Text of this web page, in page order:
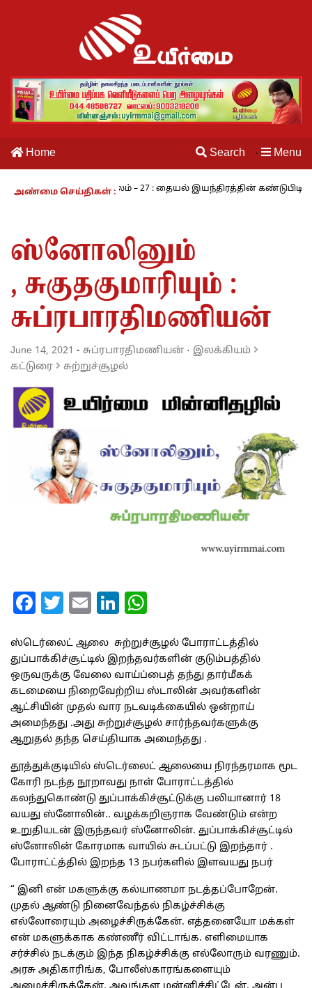
Home Search · Menu
அண்மை செய்திகள் :
வாழும் காலம் – 27 : தையல் இயந்திரத்தின் கண்டுபிடிப்பாளர் யார்?
ஸ்னோலினும்
, சுகுதகுமாரியும் :
சுப்ரபாரதிமணியன்
June 14, 2021 - சுப்ரபாரதிமணியன் · இலக்கியம்
கட்டுரை
சுற்றுச்சூழல்
Facebook
Twitter
EmailLinkedIn
ஸ்டெர்லைட் ஆலை சுற்றுச்சூழல் போராட்டத்தில்
துப்பாக்கிச்சூட்டில் இறந்தவர்களின் குடும்பத்தில்
ஒருவருக்கு வேலை வாய்ப்பைத் தந்து தார்மீகக்
கடமையை நிறைவேற்றிய ஸ்டாலின் அவர்களின்
ஆட்சியின் முதல் வார நடவடிக்கையில் ஒன்றாய்
அமைந்தது .அது சுற்றுச்சூழல் சார்ந்தவர்களுக்கு
ஆறுதல் தந்த செய்தியாக அமைந்தது .
தூத்துக்குடியில் ஸ்டெர்லைட் ஆலையை நிரந்தரமாக மூட
கோரி நடந்த நூறாவது நாள் போராட்டத்தில்
கலந்துகொண்டு துப்பாக்கிச்சூட்டுக்கு பலியானார் 18
வயது ஸ்னோலின்.. வழக்கறிஞராக வேண்டும் என்ற
உறுதியடன் இருந்தவர் ஸ்னோலின். துப்பாக்கிச்சூட்டில்
ஸ்னோலின் கோரமாக வாயில் சுடப்பட்டு இறந்தார் .
போராட்ட்த்தில் இறந்த 13 நபர்களில் இளவயது நபர்
“ இனி என் மகளுக்கு கல்யாணமா நடத்தப்போறேன்.
முதல் ஆண்டு நினைவேந்தல் நிகழ்ச்சிக்கு
எல்லோரையும் அழைச்சிருக்கேன். எத்தனையோ மக்கள்
என் மகளுக்காக கண்ணீர் விட்டாங்க. எளிமையாக
சர்ச்சில் நடக்கும் இந்த நிகழ்ச்சிக்கு எல்லோரும் வரணும்.
அரசு அதிகாரிங்க, போலீஸ்காரங்களையும்